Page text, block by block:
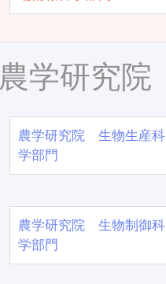
農学研究院
農学研究院 生物生産科
学部門
農学研究院 生物制御科
学部門